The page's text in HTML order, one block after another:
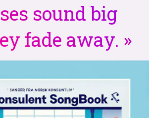
sound big
fade away.